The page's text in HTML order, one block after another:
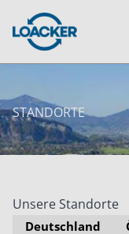
STANDORTE
Unsere Standorte
Deutschland